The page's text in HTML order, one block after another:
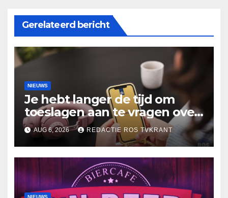
Gerelateerd bericht
NIEUWS
Je hebt langer de tijd om
toeslagen aan te vragen over
2025
AUG 6, 2026 REDACTIE ROS TVKRANT
NIEUWS